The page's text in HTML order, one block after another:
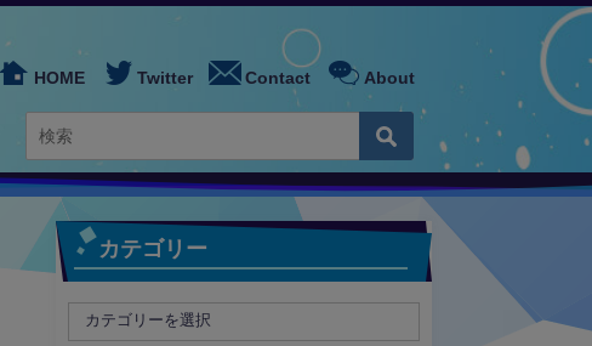
HOME Twitter Contact About
カテゴリー